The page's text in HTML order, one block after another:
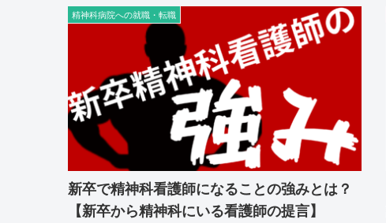
精神科病院への就職・転職
新卒で精神科看護師になることの強みとは？
【新卒から精神科にいる看護師の提言】